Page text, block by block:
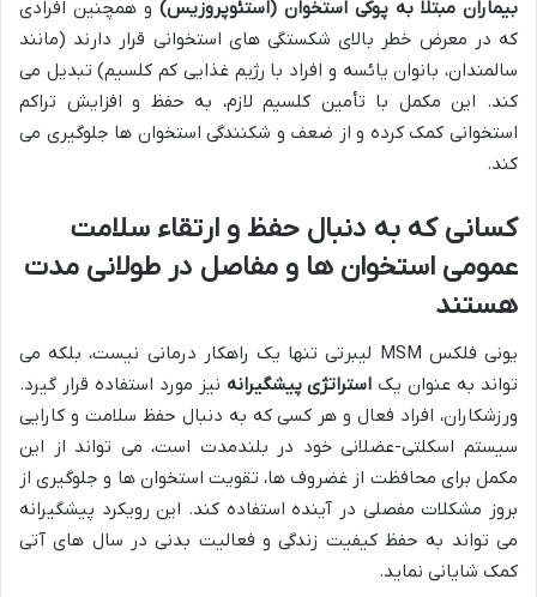
بیماران مبتلا به پوکی استخوان (استئوپروزیس) و همچنین افرادی
که در معرض خطر بالای شکستگی های استخوانی قرار دارند (مانند
سالمندان، بانوان یائسه و افراد با رژیم غذایی کم کلسیم) تبدیل می
کند. این مکمل با تأمین کلسیم لازم، به حفظ و افزایش تراکم
استخوانی کمک کرده و از ضعف و شکنندگی استخوان ها جلوگیری می
کند.
کسانی که به دنبال حفظ و ارتقاء سلامت
عمومی استخوان ها و مفاصل در طولانی مدت
هستند
یونی فلکس MSM لیبرتی تنها یک راهکار درمانی نیست، بلکه می
تواند به عنوان یک استراتژی پیشگیرانه نیز مورد استفاده قرار گیرد.
ورزشکاران، افراد فعال و هر کسی که به دنبال حفظ سلامت و کارایی
سیستم اسکلتی-عضلانی خود در بلندمدت است، می تواند از این
مکمل برای محافظت از غضروف ها، تقویت استخوان ها و جلوگیری از
بروز مشکلات مفصلی در آینده استفاده کند. این رویکرد پیشگیرانه
می تواند به حفظ کیفیت زندگی و فعالیت بدنی در سال های آتی
کمک شایانی نماید.